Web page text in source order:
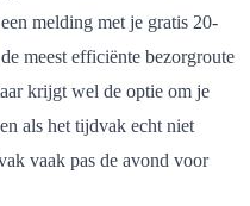
melding met je gratis 20-
meest efficiënte bezorgroute
krijgt wel de optie om je
als het tijdvak echt niet
vaak pas de avond voor